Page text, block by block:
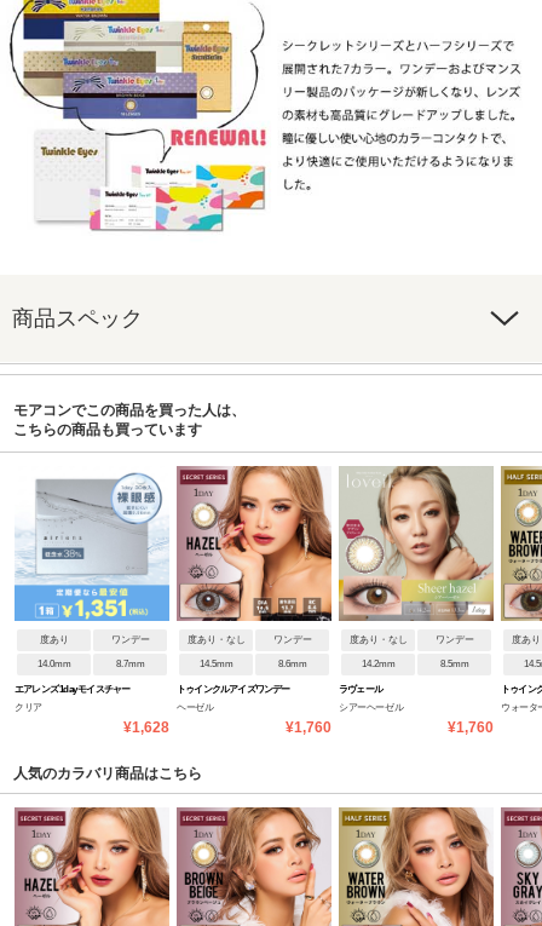
商品スペック
モアコンでこの商品を買った人は、
こちらの商品も買っています
度あり ワンデー
14.0mm 8.7mm
エアレンズ 1day モイスチャー
クリア
¥1,628
度あり・なし ワンデー
14.5mm 8.6mm
トゥインクルアイズワンデー
ヘーゼル
¥1,760
度あり・なし ワンデー
14.2mm 8.5mm
ラヴェール
シアーヘーゼル
¥1,760
度あ
トゥイン
ウォータ
人気のカラバリ商品はこちら